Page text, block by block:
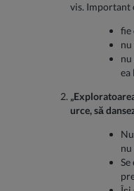
vis. Important
fie
nu
nu
ea
urce, să
nu